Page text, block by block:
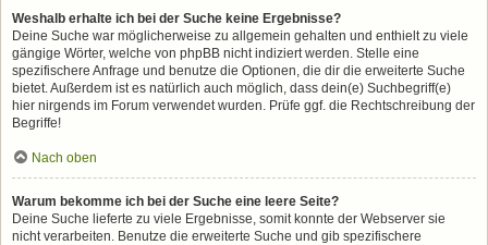
Weshalb erhalte ich bei der Suche keine Ergebnisse?
Deine Suche war möglicherweise zu allgemein gehalten und enthielt zu viele
gängige Wörter, welche von phpBB nicht indiziert werden. Stelle eine
spezifischere Anfrage und benutze die Optionen, die dir die erweiterte Suche
bietet. Außerdem ist es natürlich auch möglich, dass dein(e) Suchbegriff(e)
hier nirgends im Forum verwendet wurden. Prüfe ggf. die Rechtschreibung der
Begriffe!
Nach oben
Warum bekomme ich bei der Suche eine leere Seite?
Deine Suche lieferte zu viele Ergebnisse, somit konnte der Webserver sie
nicht verarbeiten. Benutze die erweiterte Suche und gib spezifischere